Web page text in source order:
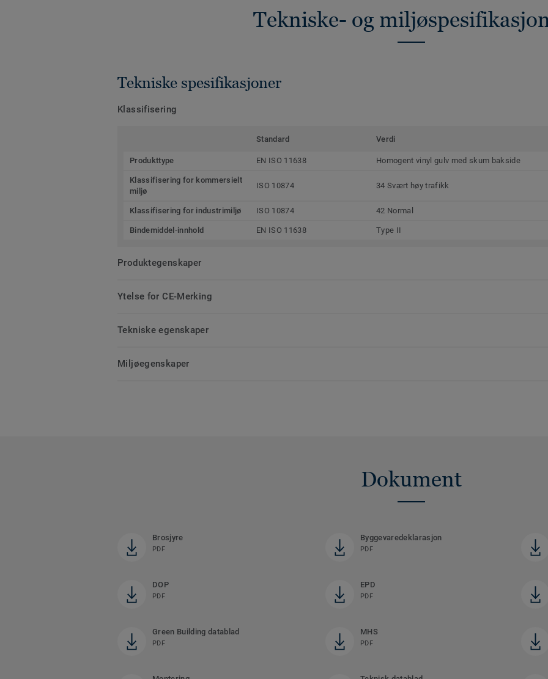
Tekniske- og
Tekniske spesifikasjoner
Klassifisering
Standard Verdi
Produkttype EN ISO 11638 Homogent vinyl gulv med skum bakside
Klassifisering for kommersielt
miljø
ISO 10874 34 Svært høy trafikk
Klassifisering for industrimiljø ISO 10874 42 Normal
Bindemiddel-innhold EN ISO 11638 Type II
Produktegenskaper
Ytelse for CE-Merking
Tekniske egenskaper
Miljøegenskaper
Dokument
Brosjyre
PDF
Byggevaredeklarasjon
PDF
DOP
PDF
EPD
PDF
Green Building datablad
PDF
MHS
PDF